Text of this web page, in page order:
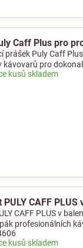
Caff Plus pro
prášek Puly Caff
kávovarů pro
kusů skladem
CAFF PLUS
CAFF PLUS v
profesionálních
kusů skladem